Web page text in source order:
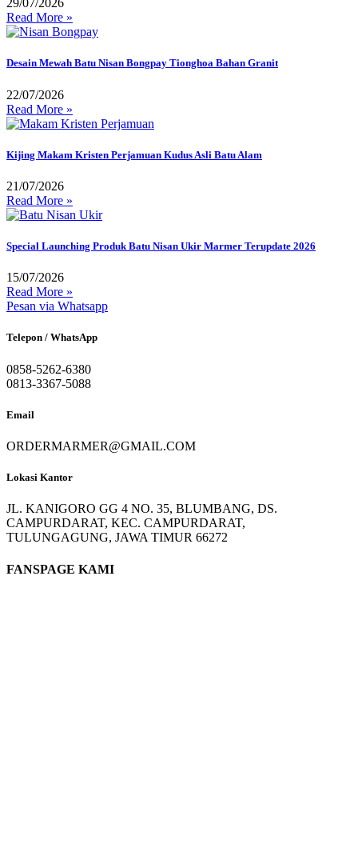
29/07/2026
Read More »
Desain Mewah Batu Nisan Bongpay Tionghoa Bahan Granit
22/07/2026
Read More »
Kijing Makam Kristen Perjamuan Kudus Asli Batu Alam
21/07/2026
Read More »
Special Launching Produk Batu Nisan Ukir Marmer Terupdate 2026
15/07/2026
Read More »
Pesan via Whatsapp
Telepon / WhatsApp
0858-5262-6380
0813-3367-5088
Email
ORDERMARMER@GMAIL.COM
Lokasi Kantor
JL. KANIGORO GG 4 NO. 35, BLUMBANG, DS.
CAMPURDARAT, KEC. CAMPURDARAT,
TULUNGAGUNG, JAWA TIMUR 66272
FANSPAGE KAMI